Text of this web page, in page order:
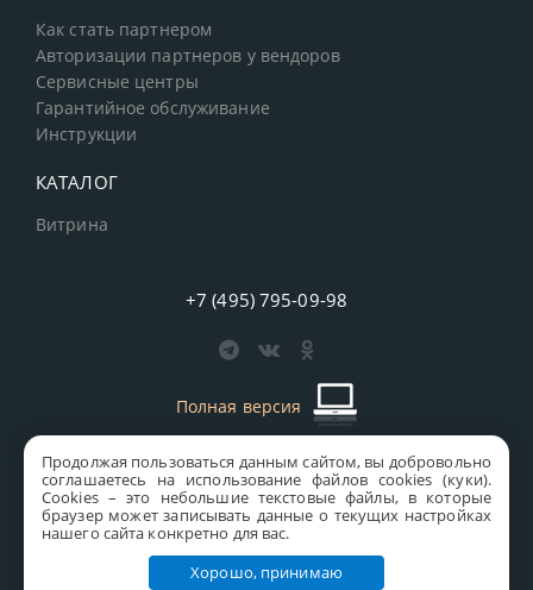
Продолжая пользоваться данным сайтом, вы добровольно
соглашаетесь на использование файлов cookies (куки).
Сookies – это небольшие текстовые файлы, в которые
браузер может записывать данные о текущих настройках
нашего сайта конкретно для вас.
Хорошо, принимаю
Как стать партнером
Авторизации партнеров у вендоров
Сервисные центры
Гарантийное обслуживание
Инструкции
КАТАЛОГ
Витрина
+7 (495) 795-09-98
Полная версия
старая версия сайтаMICS
Все права защищены © 1997-2026 MICS Distribution Company
Правовая информация